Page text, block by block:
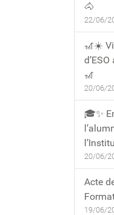
🐴
22/06/
🎢☀️
🎢
20/06/
🎓✨
20/06/
Acte
19/06/